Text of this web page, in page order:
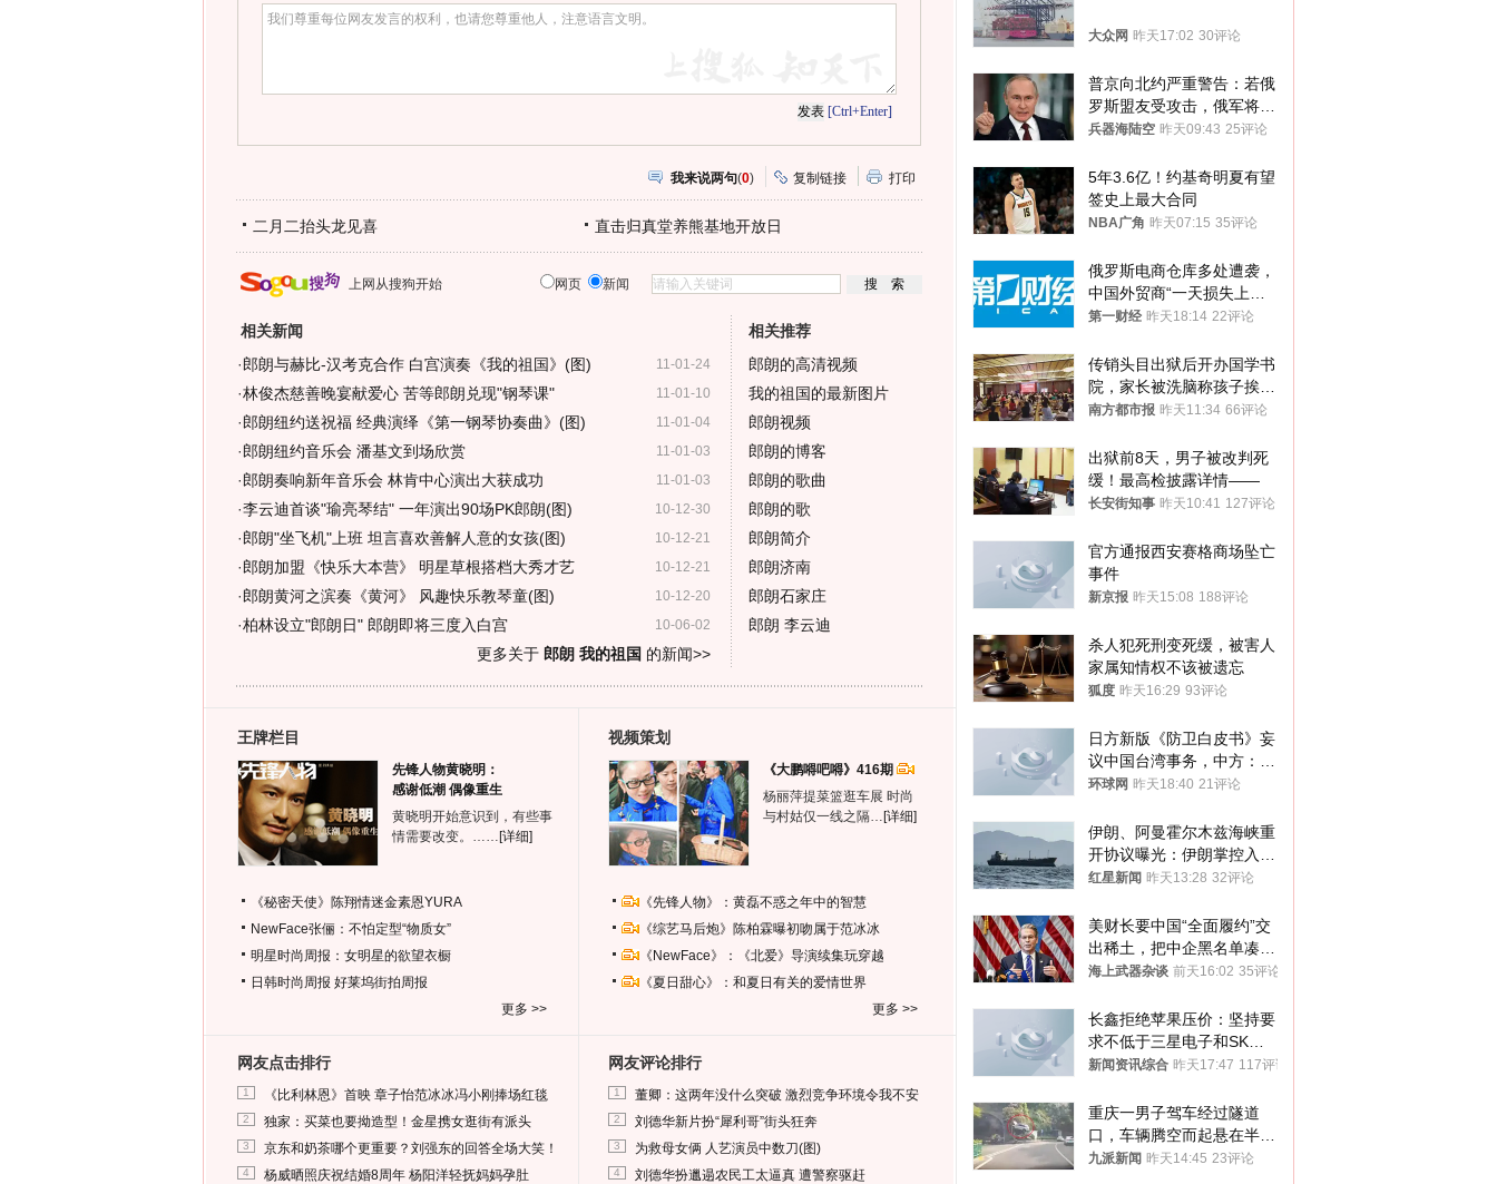
[Ctrl+Enter]
我来说两句(0) 复制链接 打印
二月二抬头龙见喜 直击归真堂养熊基地开放日
上网从搜狗开始 网页 新闻
相关新闻
11-01-24
·郎朗与赫比-汉考克合作 白宫演奏《我的祖国》(图)
11-01-10
·林俊杰慈善晚宴献爱心 苦等郎朗兑现"钢琴课"
11-01-04
·郎朗纽约送祝福 经典演绎《第一钢琴协奏曲》(图)
11-01-03
·郎朗纽约音乐会 潘基文到场欣赏
11-01-03
·郎朗奏响新年音乐会 林肯中心演出大获成功
10-12-30
·李云迪首谈"瑜亮琴结" 一年演出90场PK郎朗(图)
10-12-21
·郎朗"坐飞机"上班 坦言喜欢善解人意的女孩(图)
10-12-21
·郎朗加盟《快乐大本营》 明星草根搭档大秀才艺
10-12-20
·郎朗黄河之滨奏《黄河》 风趣快乐教琴童(图)
10-06-02
·柏林设立"郎朗日" 郎朗即将三度入白宫
更多关于 郎朗 我的祖国 的新闻>>
相关推荐
郎朗的高清视频
我的祖国的最新图片
郎朗视频
郎朗的博客
郎朗的歌曲
郎朗的歌
郎朗简介
郎朗济南
郎朗石家庄
郎朗 李云迪
王牌栏目
先锋人物黄晓明：
感谢低潮 偶像重生
黄晓明开始意识到，有些事
情需要改变。…… [详细]
《秘密天使》陈翔情迷金素恩YURA
NewFace张俪：不怕定型“物质女”
明星时尚周报：女明星的欲望衣橱
日韩时尚周报 好莱坞街拍周报
更多 >>
视频策划
《大鹏嘚吧嘚》416期
杨丽萍提菜篮逛车展 时尚
与村姑仅一线之隔… [详细]
《先锋人物》：黄磊不惑之年中的智慧
《综艺马后炮》陈柏霖曝初吻属于范冰冰
《NewFace》：《北爱》导演续集玩穿越
《夏日甜心》：和夏日有关的爱情世界
更多 >>
网友点击排行
1 《比利林恩》首映 章子怡范冰冰冯小刚捧场红毯
2 独家：买菜也要拗造型！金星携女逛街有派头
3 京东和奶茶哪个更重要？刘强东的回答全场大笑！
4 杨威晒照庆祝结婚8周年 杨阳洋轻抚妈妈孕肚
网友评论排行
1 董卿：这两年没什么突破 激烈竞争环境令我不安
2 刘德华新片扮“犀利哥”街头狂奔
3 为救母女俩 人艺演员中数刀(图)
4 刘德华扮邋遢农民工太逼真 遭警察驱赶
大众网 昨天17:02 30评论
普京向北约严重警告：若俄
罗斯盟友受攻击，俄军将动
用核武器保护
兵器海陆空 昨天09:43 25评论
5年3.6亿！约基奇明夏有望
签史上最大合同
NBA广角 昨天07:15 35评论
俄罗斯电商仓库多处遭袭，
中国外贸商“一天损失上
万”紧急清仓
第一财经 昨天18:14 22评论
传销头目出狱后开办国学书
院，家长被洗脑称孩子挨打
才有效果
南方都市报 昨天11:34 66评论
出狱前8天，男子被改判死
缓！最高检披露详情——
长安街知事 昨天10:41 127评论
官方通报西安赛格商场坠亡
事件
新京报 昨天15:08 188评论
杀人犯死刑变死缓，被害人
家属知情权不该被遗忘
狐度 昨天16:29 93评论
日方新版《防卫白皮书》妄
议中国台湾事务，中方：强
烈不满、坚决反对，已向日
环球网 昨天18:40 21评论
伊朗、阿曼霍尔木兹海峡重
开协议曝光：伊朗掌控入湾
航道，与阿曼平分“服务费”
红星新闻 昨天13:28 32评论
美财长要中国“全面履约”交
出稀土，把中企黑名单凑到
187家，中方做最坏打算
海上武器杂谈 前天16:02 35评论
长鑫拒绝苹果压价：坚持要
求不低于三星电子和SK海
力士
新闻资讯综合 昨天17:47 117评论
重庆一男子驾车经过隧道
口，车辆腾空而起悬在半
空，消防： 2人已送医，正
九派新闻 昨天14:45 23评论